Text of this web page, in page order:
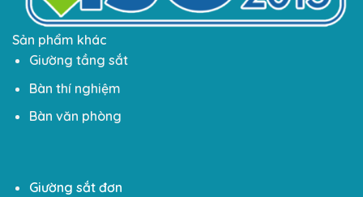
Sản phẩm khác
Giường tầng sắt
Bàn thí nghiệm
Bàn văn phòng
Giường sắt đơn